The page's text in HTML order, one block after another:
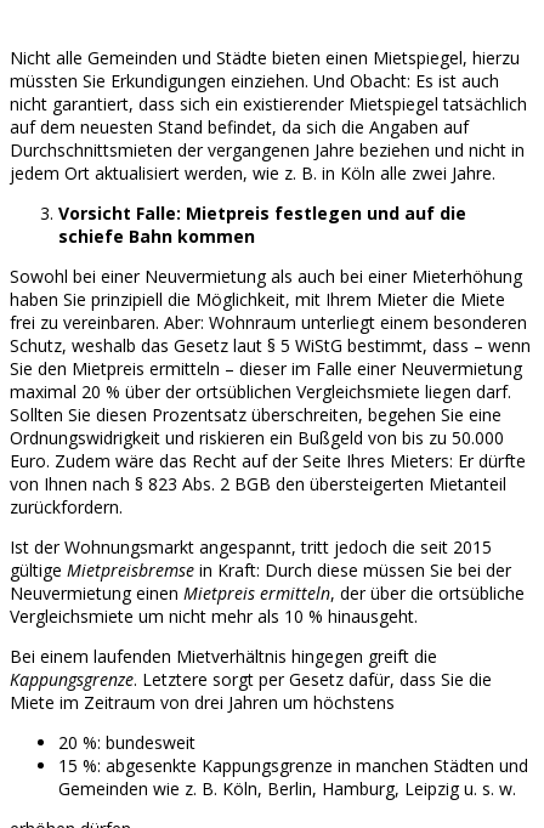
Nicht alle Gemeinden und Städte bieten einen Mietspiegel, hierzu
müssten Sie Erkundigungen einziehen. Und Obacht: Es ist auch
nicht garantiert, dass sich ein existierender Mietspiegel tatsächlich
auf dem neuesten Stand befindet, da sich die Angaben auf
Durchschnittsmieten der vergangenen Jahre beziehen und nicht in
jedem Ort aktualisiert werden, wie z. B. in Köln alle zwei Jahre.
Vorsicht Falle: Mietpreis festlegen und auf die
schiefe Bahn kommen
Sowohl bei einer Neuvermietung als auch bei einer Mieterhöhung
haben Sie prinzipiell die Möglichkeit, mit Ihrem Mieter die Miete
frei zu vereinbaren. Aber: Wohnraum unterliegt einem besonderen
Schutz, weshalb das Gesetz laut § 5 WiStG bestimmt, dass – wenn
Sie den Mietpreis ermitteln – dieser im Falle einer Neuvermietung
maximal 20 % über der ortsüblichen Vergleichsmiete liegen darf.
Sollten Sie diesen Prozentsatz überschreiten, begehen Sie eine
Ordnungswidrigkeit und riskieren ein Bußgeld von bis zu 50.000
Euro. Zudem wäre das Recht auf der Seite Ihres Mieters: Er dürfte
von Ihnen nach § 823 Abs. 2 BGB den übersteigerten Mietanteil
zurückfordern.
Ist der Wohnungsmarkt angespannt, tritt jedoch die seit 2015
gültige Mietpreisbremse in Kraft: Durch diese müssen Sie bei der
Neuvermietung einen Mietpreis ermitteln, der über die ortsübliche
Vergleichsmiete um nicht mehr als 10 % hinausgeht.
Bei einem laufenden Mietverhältnis hingegen greift die
Kappungsgrenze. Letztere sorgt per Gesetz dafür, dass Sie die
Miete im Zeitraum von drei Jahren um höchstens
20 %: bundesweit
15 %: abgesenkte Kappungsgrenze in manchen Städten und
Gemeinden wie z. B. Köln, Berlin, Hamburg, Leipzig u. s. w.